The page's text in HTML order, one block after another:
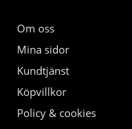
Om oss
Mina sidor
Kundtjänst
Köpvillkor
Policy & cookies